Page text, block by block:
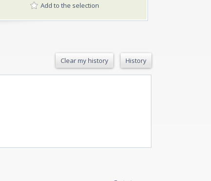
Add to the selection
Clear my history History